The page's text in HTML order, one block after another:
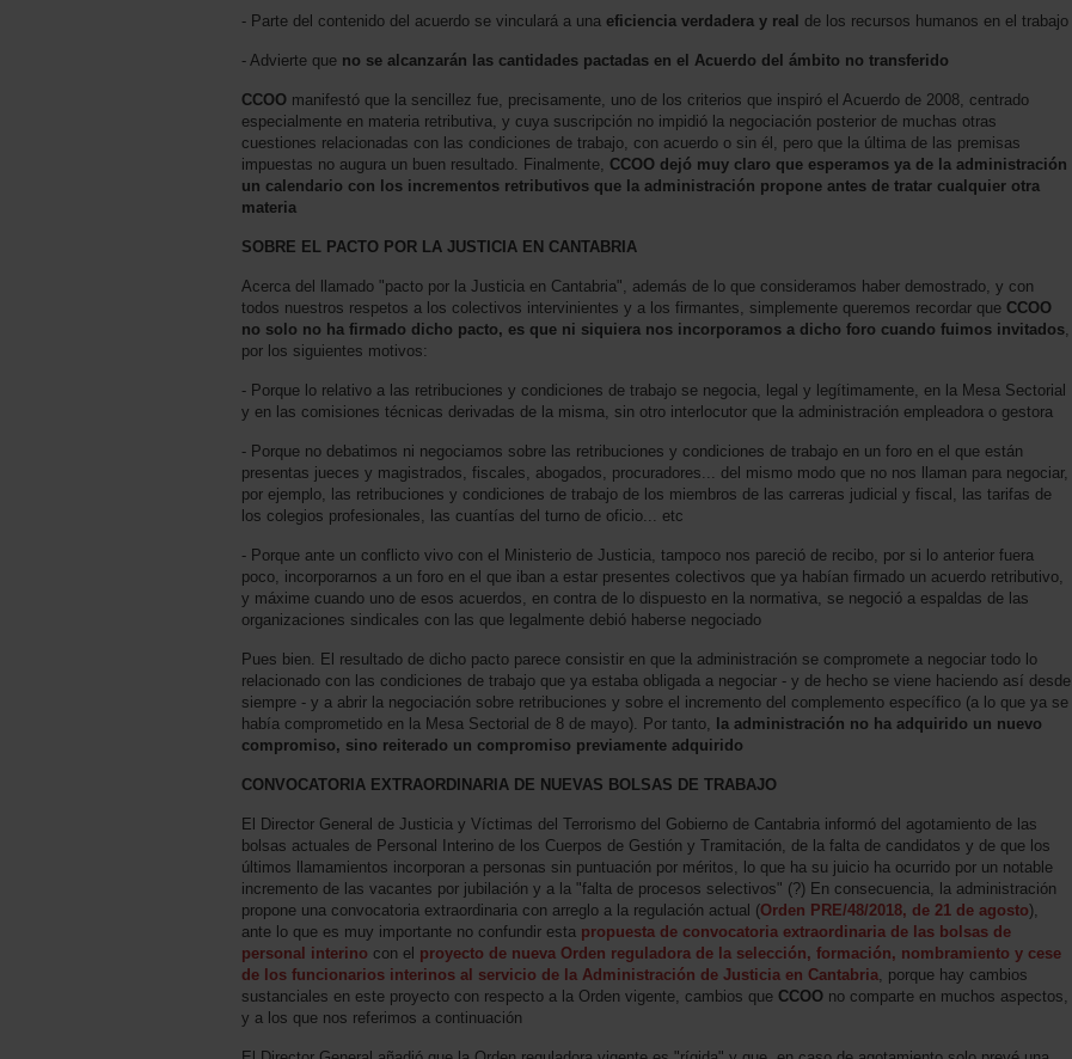
- Parte del contenido del acuerdo se vinculará a una eficiencia verdadera y real de los recursos humanos en el trabajo
- Advierte que no se alcanzarán las cantidades pactadas en el Acuerdo del ámbito no transferido
CCOO manifestó que la sencillez fue, precisamente, uno de los criterios que inspiró el Acuerdo de 2008, centrado
especialmente en materia retributiva, y cuya suscripción no impidió la negociación posterior de muchas otras
cuestiones relacionadas con las condiciones de trabajo, con acuerdo o sin él, pero que la última de las premisas
impuestas no augura un buen resultado. Finalmente, CCOO dejó muy claro que esperamos ya de la administración
un calendario con los incrementos retributivos que la administración propone antes de tratar cualquier otra
materia
SOBRE EL PACTO POR LA JUSTICIA EN CANTABRIA
Acerca del llamado "pacto por la Justicia en Cantabria", además de lo que consideramos haber demostrado, y con
todos nuestros respetos a los colectivos intervinientes y a los firmantes, simplemente queremos recordar que CCOO
no solo no ha firmado dicho pacto, es que ni siquiera nos incorporamos a dicho foro cuando fuimos invitados,
por los siguientes motivos:
- Porque lo relativo a las retribuciones y condiciones de trabajo se negocia, legal y legítimamente, en la Mesa Sectorial
y en las comisiones técnicas derivadas de la misma, sin otro interlocutor que la administración empleadora o gestora
- Porque no debatimos ni negociamos sobre las retribuciones y condiciones de trabajo en un foro en el que están
presentas jueces y magistrados, fiscales, abogados, procuradores... del mismo modo que no nos llaman para negociar,
por ejemplo, las retribuciones y condiciones de trabajo de los miembros de las carreras judicial y fiscal, las tarifas de
los colegios profesionales, las cuantías del turno de oficio... etc
- Porque ante un conflicto vivo con el Ministerio de Justicia, tampoco nos pareció de recibo, por si lo anterior fuera
poco, incorporarnos a un foro en el que iban a estar presentes colectivos que ya habían firmado un acuerdo retributivo,
y máxime cuando uno de esos acuerdos, en contra de lo dispuesto en la normativa, se negoció a espaldas de las
organizaciones sindicales con las que legalmente debió haberse negociado
Pues bien. El resultado de dicho pacto parece consistir en que la administración se compromete a negociar todo lo
relacionado con las condiciones de trabajo que ya estaba obligada a negociar - y de hecho se viene haciendo así desde
siempre - y a abrir la negociación sobre retribuciones y sobre el incremento del complemento específico (a lo que ya se
había comprometido en la Mesa Sectorial de 8 de mayo). Por tanto,
la administración no ha adquirido un nuevo
compromiso, sino reiterado un compromiso previamente adquirido
CONVOCATORIA EXTRAORDINARIA DE NUEVAS BOLSAS DE TRABAJO
El Director General de Justicia y Víctimas del Terrorismo del Gobierno de Cantabria informó del agotamiento de las
bolsas actuales de Personal Interino de los Cuerpos de Gestión y Tramitación, de la falta de candidatos y de que los
últimos llamamientos incorporan a personas sin puntuación por méritos, lo que ha su juicio ha ocurrido por un notable
incremento de las vacantes por jubilación y a la "falta de procesos selectivos" (?) En consecuencia, la administración
propone una convocatoria extraordinaria con arreglo a la regulación actual (Orden PRE/48/2018, de 21 de agosto),
ante lo que es muy importante no confundir esta propuesta de convocatoria extraordinaria de las bolsas de
personal interino con el proyecto de nueva Orden reguladora de la selección, formación, nombramiento y cese
de los funcionarios interinos al servicio de la Administración de Justicia en Cantabria, porque hay cambios
sustanciales en este proyecto con respecto a la Orden vigente, cambios que CCOO no comparte en muchos aspectos,
y a los que nos referimos a continuación